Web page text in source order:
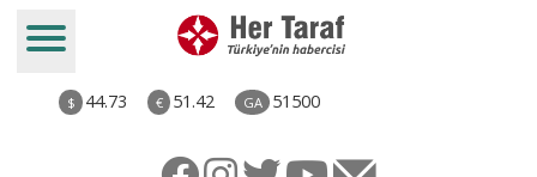
$ 44.73 € 51.42 GA 51500